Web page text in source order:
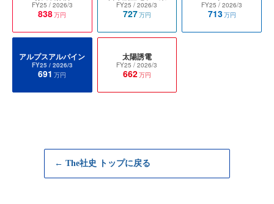
FY25 / 2026/3
838万円
FY25 / 2026/3
727万円
FY25 / 2026/3
713万円
アルプスアルパイン
FY25 / 2026/3
691 万円
太陽誘電
FY25 / 2026/3
662万円
← The社史 トップに戻る